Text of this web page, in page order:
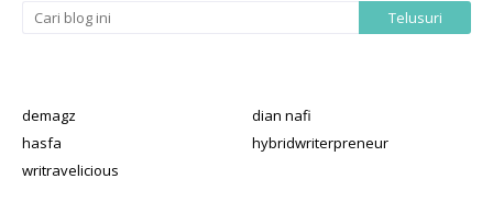
demagz
dian nafi
hasfa
hybridwriterpreneur
writravelicious